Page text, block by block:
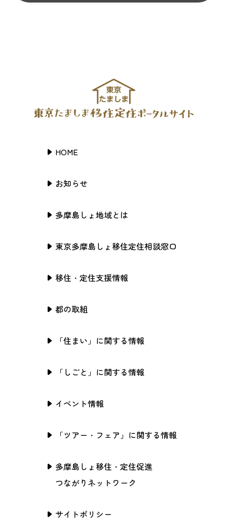
HOME
お知らせ
多摩島しょ地域とは
東京多摩島しょ移住定住相談窓口
移住・定住支援情報
都の取組
「住まい」に関する情報
「しごと」に関する情報
イベント情報
「ツアー・フェア」に関する情報
多摩島しょ移住・定住促進
つながりネットワーク
サイトポリシー